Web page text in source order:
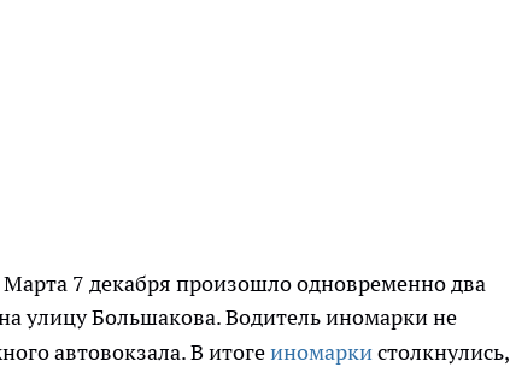
7 декабря произошло одновременно два
улицу Большакова. Водитель иномарки не
автовокзала. В итогеиномаркистолкнулись,